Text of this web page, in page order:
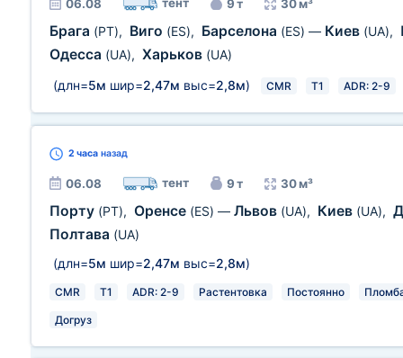
06.08 9 т 30 м³
Брага (PT), Виго (ES), Барселона (ES) — Киев (UA),
Одесса (UA), Харьков (UA)
(длн=5м шир=2,47м выс=2,8м) CMR T1 ADR: 2-9
2 часа назад
06.08 тент 9 т 30 м³
Порту (PT), Оренсе (ES) — Львов (UA), Киев (UA),
Полтава (UA)
(длн=5м шир=2,47м выс=2,8м)
CMR T1 ADR: 2-9 Растентовка Постоянно
Догруз